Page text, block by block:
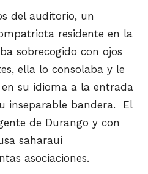
del auditorio, un
residente en la
sobrecogido con ojos
ella lo consolaba y le
su idioma a la entrada
inseparable bandera. El
de Durango y con
saharaui
asociaciones.